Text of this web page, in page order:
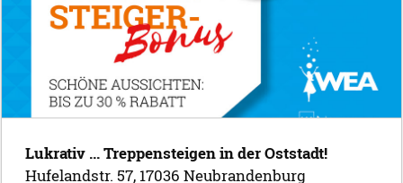
Lukrativ ... Treppensteigen in der Oststadt!
Hufelandstr. 57, 17036 Neubrandenburg